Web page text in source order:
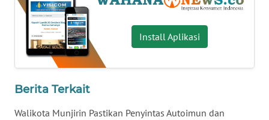
Install Aplikasi
Berita Terkait
Walikota Munjirin Pastikan Penyintas Autoimun dan
WN
KALTARA
WN
KALSEL
KALTIM